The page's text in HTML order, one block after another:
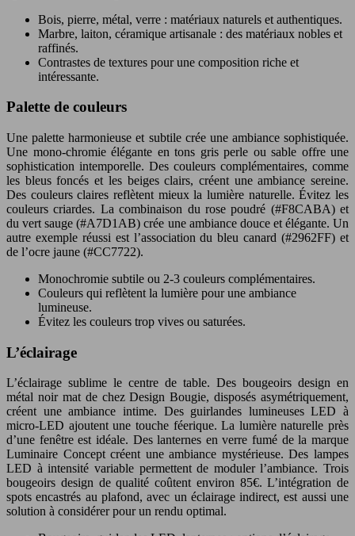
Bois, pierre, métal, verre : matériaux naturels et authentiques.
Marbre, laiton, céramique artisanale : des matériaux nobles et
raffinés.
Contrastes de textures pour une composition riche et
intéressante.
Palette de couleurs
Une palette harmonieuse et subtile crée une ambiance sophistiquée.
Une mono-chromie élégante en tons gris perle ou sable offre une
sophistication intemporelle. Des couleurs complémentaires, comme
les bleus foncés et les beiges clairs, créent une ambiance sereine.
Des couleurs claires reflètent mieux la lumière naturelle. Évitez les
couleurs criardes. La combinaison du rose poudré (#F8CABA) et
du vert sauge (#A7D1AB) crée une ambiance douce et élégante. Un
autre exemple réussi est l’association du bleu canard (#2962FF) et
de l’ocre jaune (#CC7722).
Monochromie subtile ou 2-3 couleurs complémentaires.
Couleurs qui reflètent la lumière pour une ambiance
lumineuse.
Évitez les couleurs trop vives ou saturées.
L’éclairage
L’éclairage sublime le centre de table. Des bougeoirs design en
métal noir mat de chez Design Bougie, disposés asymétriquement,
créent une ambiance intime. Des guirlandes lumineuses LED à
micro-LED ajoutent une touche féerique. La lumière naturelle près
d’une fenêtre est idéale. Des lanternes en verre fumé de la marque
Luminaire Concept créent une ambiance mystérieuse. Des lampes
LED à intensité variable permettent de moduler l’ambiance. Trois
bougeoirs design de qualité coûtent environ 85€. L’intégration de
spots encastrés au plafond, avec un éclairage indirect, est aussi une
solution à considérer pour un rendu optimal.